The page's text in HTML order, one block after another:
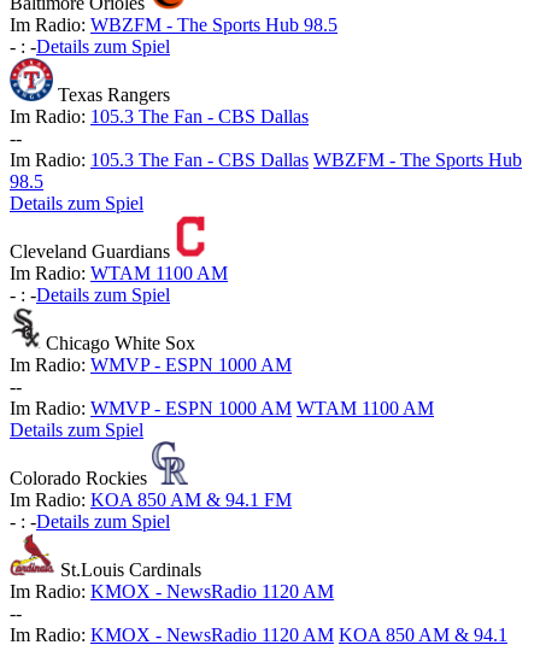
Im Radio: WBZFM - The Sports Hub 98.5
- : -Details zum Spiel
Texas Rangers
Im Radio: 105.3 The Fan - CBS Dallas
--
Im Radio: 105.3 The Fan - CBS Dallas WBZFM - The Sports Hub
98.5
Details zum Spiel
Cleveland Guardians
Im Radio: WTAM 1100 AM
- : -Details zum Spiel
Chicago White Sox
Im Radio: WMVP - ESPN 1000 AM
--
Im Radio: WMVP - ESPN 1000 AM WTAM 1100 AM
Details zum Spiel
Colorado Rockies
Im Radio: KOA 850 AM & 94.1 FM
- : -Details zum Spiel
St.Louis Cardinals
Im Radio: KMOX - NewsRadio 1120 AM
--
Im Radio: KMOX - NewsRadio 1120 AM KOA 850 AM & 94.1